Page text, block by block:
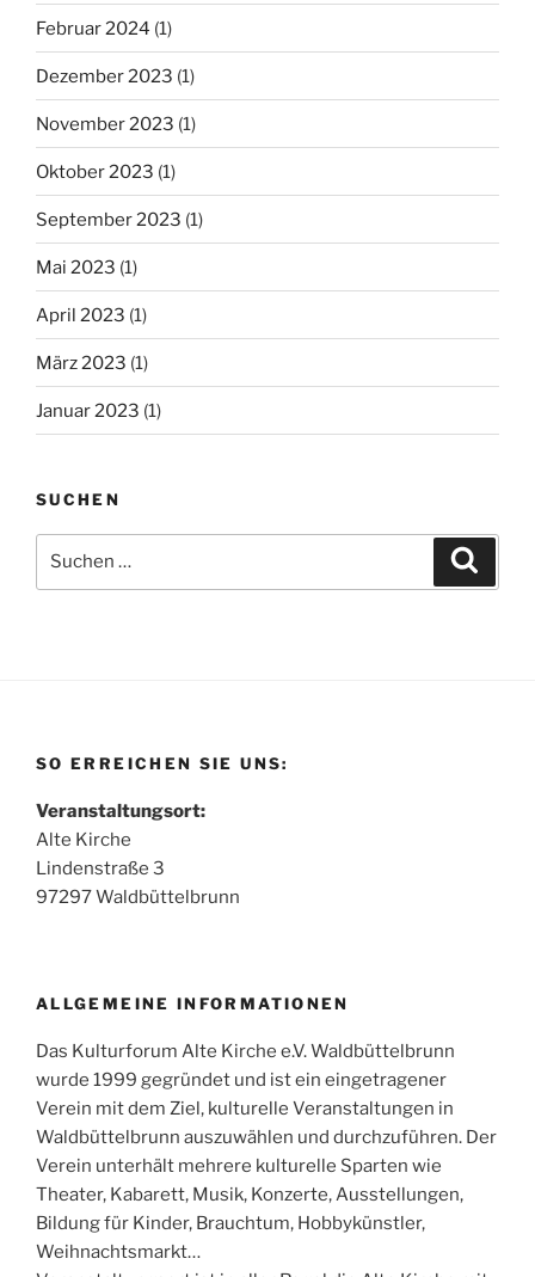
Februar 2024 (1)
Dezember 2023 (1)
November 2023 (1)
Oktober 2023 (1)
September 2023 (1)
Mai 2023 (1)
April 2023 (1)
März 2023 (1)
Januar 2023 (1)
SUCHEN
nach:
SO ERREICHEN SIE UNS:
Veranstaltungsort:
Alte Kirche
Lindenstraße 3
97297 Waldbüttelbrunn
ALLGEMEINE INFORMATIONEN
Das Kulturforum Alte Kirche e.V. Waldbüttelbrunn
wurde 1999 gegründet und ist ein eingetragener
Verein mit dem Ziel, kulturelle Veranstaltungen in
Waldbüttelbrunn auszuwählen und durchzuführen. Der
Verein unterhält mehrere kulturelle Sparten wie
Theater, Kabarett, Musik, Konzerte, Ausstellungen,
Bildung für Kinder, Brauchtum, Hobbykünstler,
Weihnachtsmarkt…